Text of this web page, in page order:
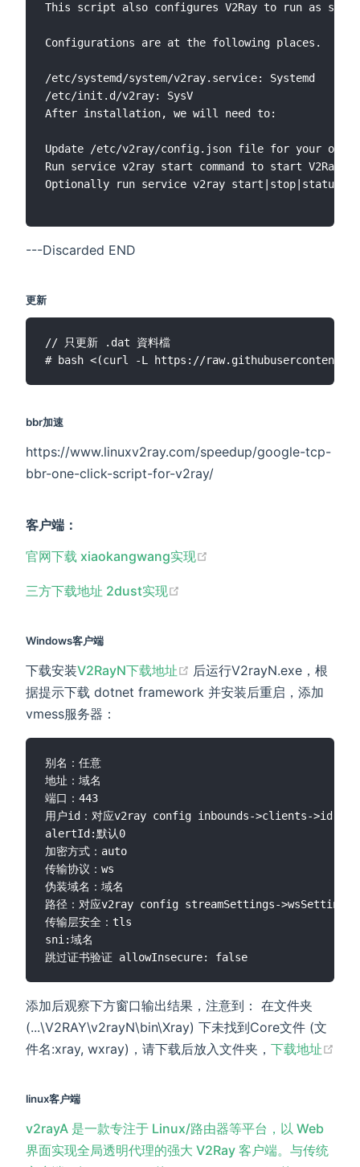
This script also configures V2Ray to run as
Configurations are at the following places.
/etc/systemd/system/v2ray.service: Systemd
/etc/init.d/v2ray: SysV
After installation, we will need to:
Update /etc/v2ray/config.json file for your own
Run service v2ray start command to start V2Ray.
Optionally run service v2ray
---Discarded END
更新
// 只更新 .dat 資料檔
bbr加速
https://www.linuxv2ray.com/speedup/google-tcp-
bbr-one-click-script-for-v2ray/
客户端：
官网下载 xiaokangwang实现
三方下载地址 2dust实现
Windows客户端
下载安装V2RayN下载地址 (opens new window)
后运行V2rayN.exe，根
据提示下载 dotnet framework 并安装后重启，添加
vmess服务器：
别名：任意
地址：域名
端口：443
用户id：对应v2ray config inbounds->clients->id
alertId:默认0
加密方式：auto
传输协议：ws
伪装域名：域名
路径：对应v2ray config streamSettings->wsSettings-
传输层安全：tls
sni:域名
添加后观察下方窗口输出结果，注意到： 在文件夹
(...\V2RAY\v2rayN\bin\Xray) 下未找到Core文件 (文
件名:xray, wxray)，请下载后放入文件夹， 下载地址
linux客户端
v2rayA 是一款专注于 Linux/路由器等平台，以 Web
界面实现全局透明代理的强大 V2Ray 客户端。与传统